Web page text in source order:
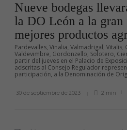
Nueve bodegas
la DO León a la gran
mejores productos
Pardevalles, Vinalia, Valmadrigal,
Valdevimbre, Gordonzello, Solotero,
partir del jueves en el Palacio de
adscritas al Consejo Regulador
participación, a la Denominación de
30 de septiembre de 2023 2 min